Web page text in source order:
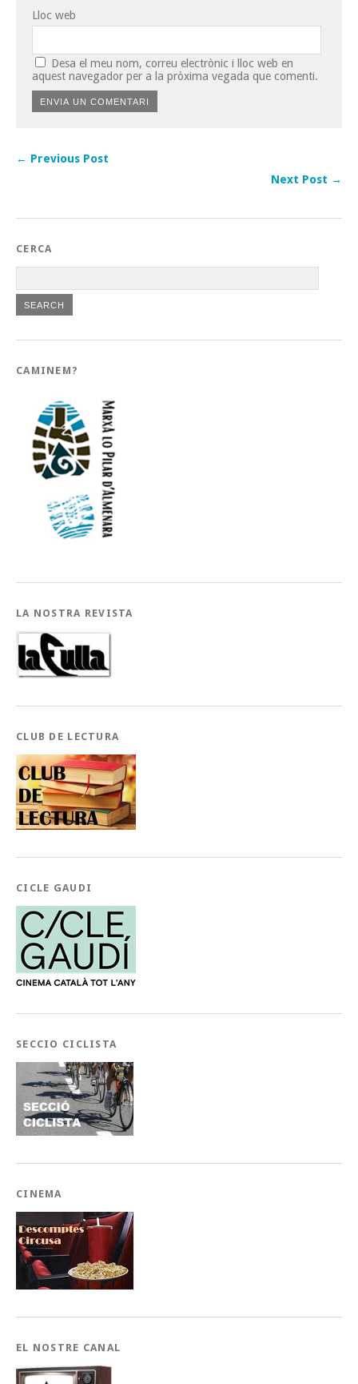
Lloc web
Desa el meu nom, correu electrònic i lloc web en
aquest navegador per a la pròxima vegada que comenti.
← Previous Post
Next Post →
CERCA
CAMINEM?
LA NOSTRA REVISTA
CLUB DE LECTURA
CICLE GAUDI
SECCIO CICLISTA
CINEMA
EL NOSTRE CANAL